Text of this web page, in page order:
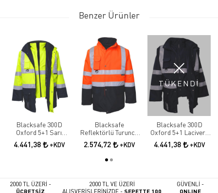
Benzer Ürünler
Blacksafe 300D
Oxford 5+1 Sarı
Lacivert Reflektörlü
Parka
4.441,38 +KDV
Blacksafe
Reflektörlü Turuncu
Lacivert Parka
2.574,72 +KDV
TÜKENDİ
Blacksafe 300D
Oxford 5+1 Lacivert
Reflektörlü Parka
4.441,38 +KDV
2000 TL ÜZERİ -
ÜCRETSİZ
2000 TL VE ÜZERİ
ALIŞVERİŞLERİNİZDE -SEPETTE 100
GÜVENLİ -
ONLINE